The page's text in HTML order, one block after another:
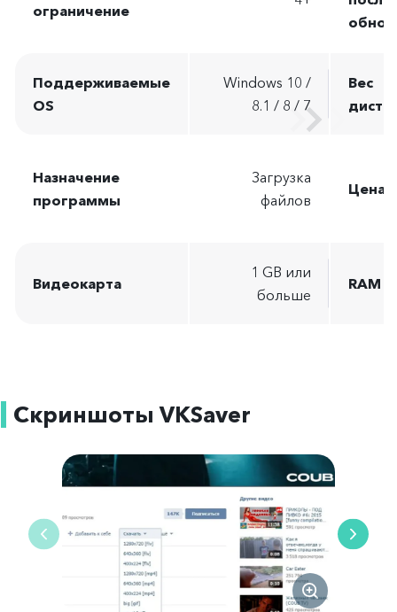
ограничение
Поддерживаемые
OS
Windows 10 /
8.1 / 8 / 7
Вес
Назначение
программы
Загрузка
файлов
Цена
Видеокарта
1 GB или
больше
RAM
Скриншоты VKSaver